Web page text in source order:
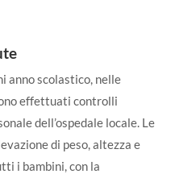
anno scolastico, nelle
effettuati controlli
dell’ospedale locale. Le
di peso, altezza e
i bambini, con la